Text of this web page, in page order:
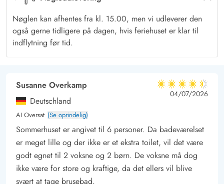
ungerne få lov til at lege, mens I slapper af og ser til fra
liggestolene, eller hele familien kan tage et spil bold i det
gode vejr.
Både det brusende Vesterhav og Blåvands charmerende
alsidige - aktiviteter for hele familien. Gå en tur langs vandet,
udforsk den spændende ferieby eller tag børnene med i
Blåvand Zoo. Her er der noget for enhver smag.
Nøglen kan afhentes fra kl. 15.00, men vi udleverer den
også gerne tidligere på dagen, hvis feriehuset er klar til
indflytning før tid.
Susanne Overkamp
Deutschland
AI Oversat (Se oprindelig)
4.5 ud af 5
4.5 ud af 5
4.5 out of 5
04/07/2026
Sommerhuset er angivet til 6 personer. Da badeværelset
er meget lille og der ikke er et ekstra toilet, vil det være
godt egnet til 2 voksne og 2 børn. De voksne må dog
ikke være for store og kraftige, da det ellers vil blive
svært at tage brusebad.